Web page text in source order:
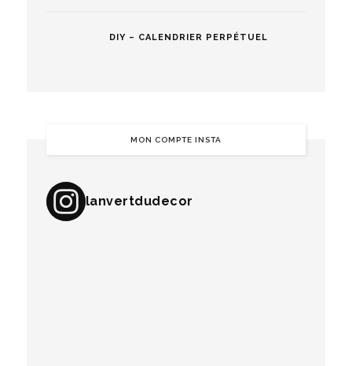
DIY – CALENDRIER PERPÉTUEL
MON COMPTE INSTA
lanvertdudecor